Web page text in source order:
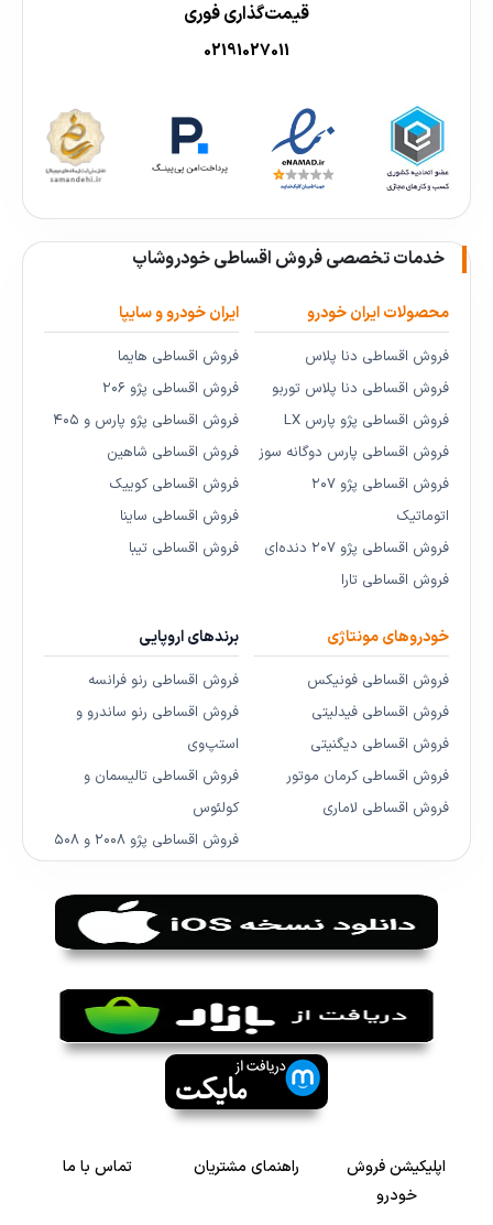
قیمت‌گذاری فوری
02191027011
خدمات تخصصی فروش اقساطی خودروشاپ
محصولات ایران خودرو
فروش اقساطی دنا پلاس
فروش اقساطی دنا پلاس توربو
فروش اقساطی پژو پارس LX
فروش اقساطی پارس دوگانه سوز
فروش اقساطی پژو ۲۰۷
اتوماتیک
فروش اقساطی پژو ۲۰۷ دنده‌ای
فروش اقساطی تارا
ایران خودرو و سایپا
فروش اقساطی هایما
فروش اقساطی پژو ۲۰۶
فروش اقساطی پژو پارس و ۴۰۵
فروش اقساطی شاهین
فروش اقساطی کوییک
فروش اقساطی ساینا
فروش اقساطی تیبا
خودروهای مونتاژی
فروش اقساطی فونیکس
فروش اقساطی فیدلیتی
فروش اقساطی دیگنیتی
فروش اقساطی کرمان موتور
فروش اقساطی لاماری
برندهای اروپایی
فروش اقساطی رنو فرانسه
فروش اقساطی رنو ساندرو و
استپ‌وی
فروش اقساطی تالیسمان و
کولئوس
فروش اقساطی پژو ۲۰۰۸ و ۵۰۸
اپلیکیشن فروش
خودرو
راهنمای مشتریان تماس با ما